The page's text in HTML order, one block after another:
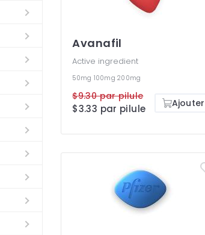
Avanafil
Active ingredient
50mg 100mg 200mg
$9.30 par pilule
$3.33 par pilule Ajouter